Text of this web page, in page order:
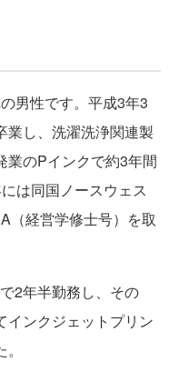
男性です。平成3年3
業し、洗濯洗浄関連製
業のPインクで約3年間
は同国ノースウェス
（経営学修士号）を取
2年半勤務し、その
インクジェットプリン